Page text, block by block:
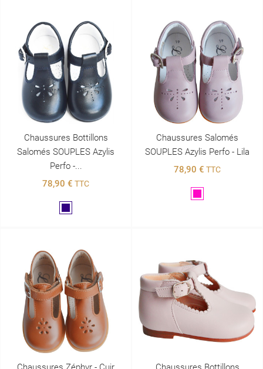
Chaussures Bottillons
Salomés SOUPLES Azylis
Perfo -...
78,90 € TTC
Chaussures Salomés
SOUPLES Azylis Perfo - Lila
78,90 € TTC